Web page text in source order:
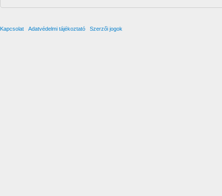
Kapcsolat Adatvédelmi tájékoztató Szerzői jogok